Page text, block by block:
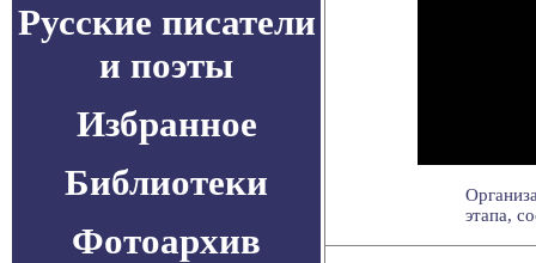
Русские писатели
и поэты
Избранное
Библиотеки
Фотоархив
этапа,